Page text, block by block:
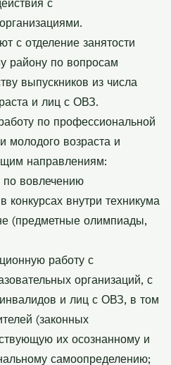
с
с отделение занятости
району по вопросам
выпускников из числа
и лиц с ОВЗ.
по профессиональной
молодого возраста и
направлениям:
по вовлечению
конкурсах внутри техникума
(предметные олимпиады,
работу с
организаций, с
и лиц с ОВЗ, в том
(законных
их осознанному и
самоопределению;